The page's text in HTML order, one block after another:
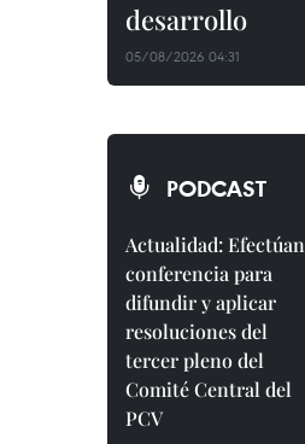
desarrollo
05/08/2026 04:31
PODCAST
Actualidad: Efectúan
conferencia para
difundir y aplicar
resoluciones del
tercer pleno del
Comité Central del
PCV